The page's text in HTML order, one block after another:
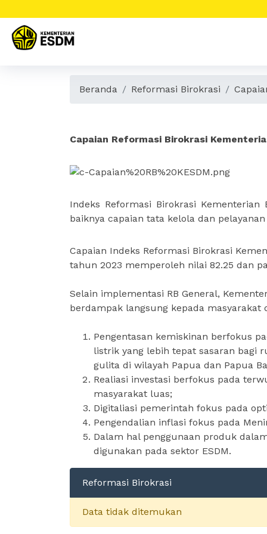
Beranda Reformasi Birokrasi
Capaian Reformasi Birokrasi
Indeks Reformasi Birokrasi
baiknya capaian tata kelola dan
Capaian Indeks Reformasi Birokrasi
tahun 2023 memperoleh nilai 82.25 dan
Selain implementasi RB General,
berdampak langsung kepada masyarakat
Pengentasan kemiskinan berfokus
listrik yang lebih tepat sasaran bagi
gulita di wilayah Papua dan Papua
Realiasi investasi berfokus pada
masyarakat luas;
Digitaliasi pemerintah fokus pada
Pengendalian inflasi fokus pada
Dalam hal penggunaan produk
digunakan pada sektor ESDM.
Reformasi Birokrasi
Data tidak ditemukan